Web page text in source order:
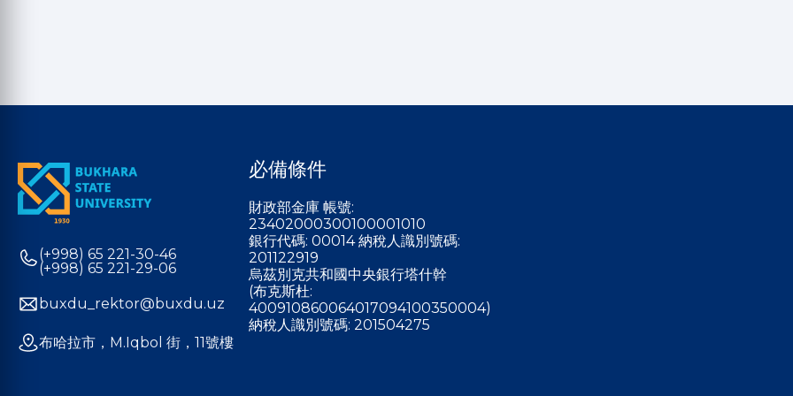
(+998) 65 221-30-46
(+998) 65 221-29-06
buxdu_rektor@buxdu.uz
布哈拉市，M.Iqbol 街，11號樓
必備條件
財政部金庫 帳號:
23402000300100001010
銀行代碼: 00014 納稅人識別號碼:
201122919
烏茲別克共和國中央銀行塔什幹
(布克斯杜:
400910860064017094100350004)
納稅人識別號碼: 201504275